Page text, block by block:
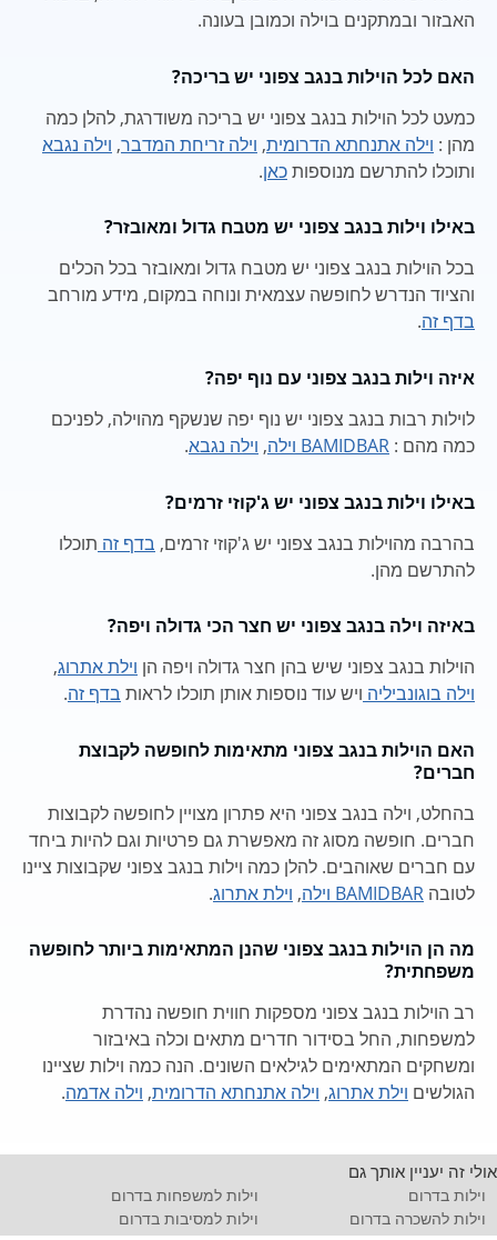
האבזור ובמתקנים בוילה וכמובן בעונה.
האם לכל הוילות בנגב צפוני יש בריכה?
כמעט לכל הוילות בנגב צפוני יש בריכה משודרגת, להלן כמה
מהן : וילה אתנחתא הדרומית, וילה זריחת המדבר, וילה נגבא
ותוכלו להתרשם מנוספותכאן.
באילו וילות בנגב צפוני יש מטבח גדול ומאובזר?
בכל הוילות בנגב צפוני יש מטבח גדול ומאובזר בכל הכלים
והציוד הנדרש לחופשה עצמאית ונוחה במקום, מידע מורחב
בדף זה.
איזה וילות בנגב צפוני עם נוף יפה?
לוילות רבות בנגב צפוני יש נוף יפה שנשקף מהוילה, לפניכם
כמה מהם : BAMIDBAR וילה , וילה נגבא.
באילו וילות בנגב צפוני יש ג'קוזי זרמים?
בהרבה מהוילות בנגב צפוני יש ג'קוזי זרמים, בדף זה תוכלו
להתרשם מהן.
באיזה וילה בנגב צפוני יש חצר הכי גדולה ויפה?
הוילות בנגב צפוני שיש בהן חצר גדולה ויפה הן וילת אתרוג,
וילה בוגונביליה ויש עוד נוספות אותן תוכלו לראות בדף זה.
האם הוילות בנגב צפוני מתאימות לחופשה לקבוצת
חברים?
בהחלט, וילה בנגב צפוני היא פתרון מצויין לחופשה לקבוצות
חברים. חופשה מסוג זה מאפשרת גם פרטיות וגם להיות ביחד
עם חברים שאוהבים. להלן כמה וילות בנגב צפוני שקבוצות ציינו
לטובה BAMIDBAR וילה , וילת אתרוג.
מה הן הוילות בנגב צפוני שהנן המתאימות ביותר לחופשה
משפחתית?
רב הוילות בנגב צפוני מספקות חווית חופשה נהדרת
למשפחות, החל בסידור חדרים מתאים וכלה באיבזור
ומשחקים המתאימים לגילאים השונים. הנה כמה וילות שציינו
הגולשים וילת אתרוג, וילה אתנחתא הדרומית, וילה אדמה.
אולי זה יעניין אותך גם
וילות בדרום
וילות למשפחות בדרום
וילות להשכרה בדרום
וילות למסיבות בדרום